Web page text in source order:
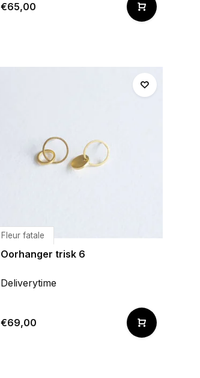
€65,00
Fleur fatale
Oorhanger trisk 6
Deliverytime
€69,00